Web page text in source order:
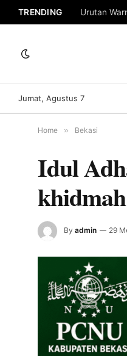
TRENDING Urutan
Jumat, Agustus 7
Home » Bekasi
Idul
By admin 29